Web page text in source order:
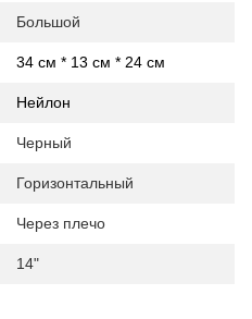
Большой
34 см * 13 см * 24 см
Нейлон
Черный
Горизонтальный
Через плечо
14"